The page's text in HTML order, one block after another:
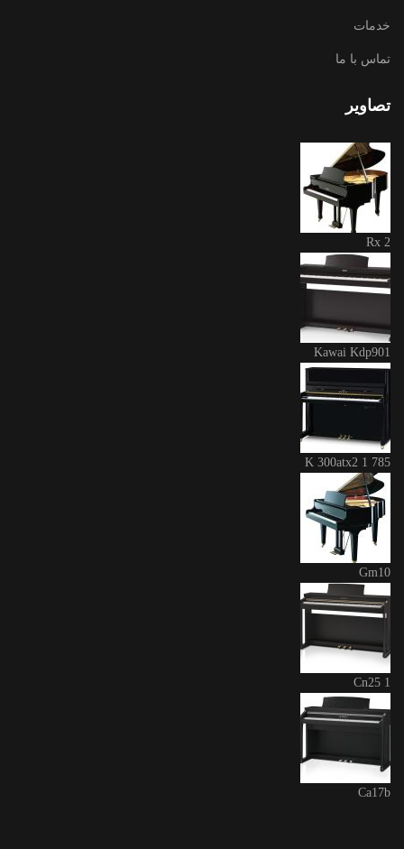
خدمات
تماس با ما
تصاویر
Rx 2
Kawai Kdp901
K 300atx2 1 785
Gm10
Cn25 1
Ca17b